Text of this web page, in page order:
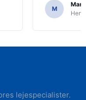
M
lejespecialister.